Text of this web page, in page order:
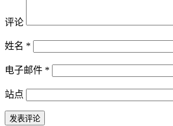
评论
姓名 *
电子邮件 *
站点